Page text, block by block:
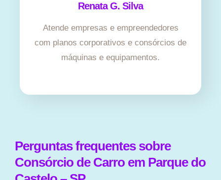
Renata G. Silva
Atende empresas e empreendedores
com planos corporativos e consórcios de
máquinas e equipamentos.
Perguntas frequentes sobre
Consórcio de Carro em Parque do